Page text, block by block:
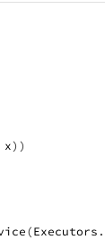
x) )
(Executors .